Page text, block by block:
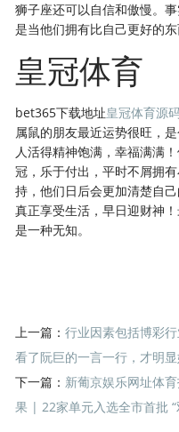
狮子座还可以自信和傲慢。
是当他们拥有比自己更好的
皇冠体育
bet365下载地址皇冠体育源
属鼠的朋友最近运势很旺，
人活得精神饱满，幸福满满
冠，乐于付出，平时不屑拥
持，他们日后会更加清楚自
真正享受生活，早日迎财神
是一种无知。
上一篇：行业因素包括博彩
看了阮巨的一言一行，才明
下一篇： 新葡京娱乐网址体
果 | 22家单元入选全市首批